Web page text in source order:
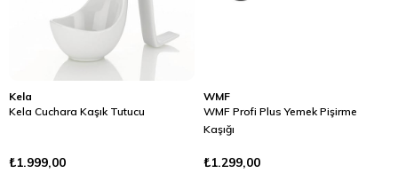
Kela
Kela Cuchara Kaşık Tutucu
₺1.999,00
WMF
WMF Profi Plus Yemek Pişirme
Kaşığı
₺1.299,00